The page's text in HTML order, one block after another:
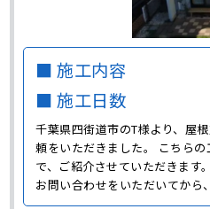
■ 施工内容
■ 施工日数
千葉県四街道市のT様より、屋
頼をいただきました。 こちら
で、ご紹介させていただきます
お問い合わせをいただいてから
様邸に伺いました。 外壁には
したが、全体的な色褪せや雨だ